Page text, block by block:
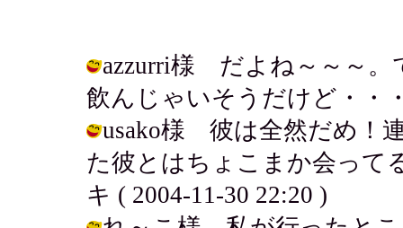
azzurri様 だよね～～～。
飲んじゃいそうだけど・・
usako様 彼は全然だめ！
た彼とはちょこまか会って
キ ( 2004-11-30 22:20 )